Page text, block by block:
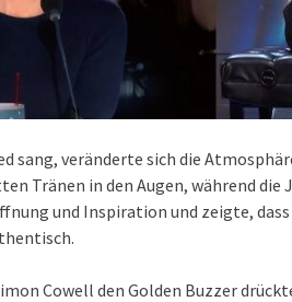
sang, veränderte sich die
Tränen in den Augen, während
und Inspiration und zeigte,
Cowell den Golden Buzzer